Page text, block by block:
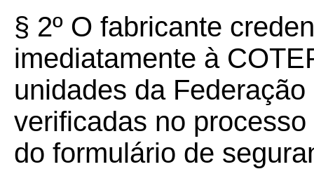
§ 2º O fabricante
imediatamente à
unidades da
verificadas no
do formulário de